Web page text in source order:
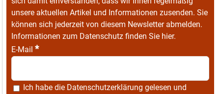
unsere aktuellen Artikel und Informationen zusenden. Sie
können sich jederzeit von diesem Newsletter abmelden.
Informationen zum Datenschutz finden Sie hier.
E-Mail *
Ich habe die Datenschutzerklärung gelesen und